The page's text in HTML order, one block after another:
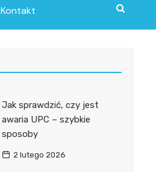
Kontakt
Jak sprawdzić, czy jest
awaria UPC – szybkie
sposoby
2 lutego 2026